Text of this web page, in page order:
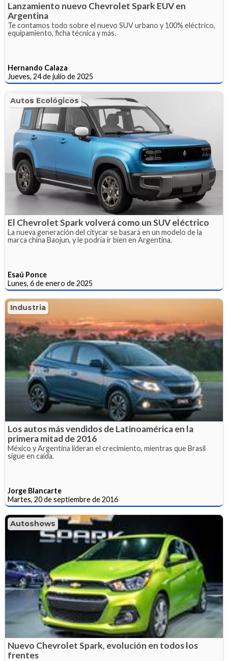
Lanzamiento nuevo Chevrolet Spark EUV en
Argentina
Te contamos todo sobre el nuevo SUV urbano y 100% eléctrico,
equipamiento, ficha técnica y más.
Hernando Calaza
Jueves, 24 de julio de 2025
Autos Ecológicos
El Chevrolet Spark volverá como un SUV eléctrico
La nueva generación del citycar se basará en un modelo de la
marca china Baojun, y le podría ir bien en Argentina.
Esaú Ponce
Lunes, 6 de enero de 2025
Industria
Los autos más vendidos de Latinoamérica en la
primera mitad de 2016
México y Argentina lideran el crecimiento, mientras que Brasil
sigue en caída.
Jorge Blancarte
Martes, 20 de septiembre de 2016
Autoshows
Nuevo Chevrolet Spark, evolución en todos los
frentes